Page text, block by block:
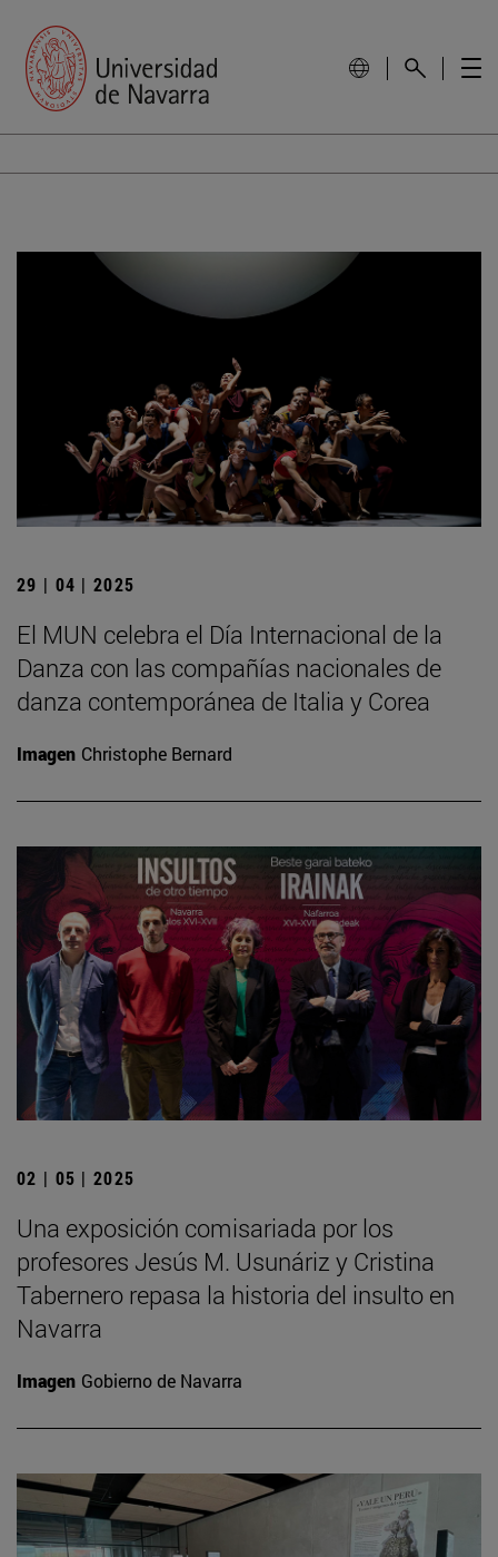
29 | 04 | 2025
El MUN celebra el Día Internacional de la
Danza con las compañías nacionales de
danza contemporánea de Italia y Corea
Imagen Christophe Bernard
02 | 05 | 2025
Una exposición comisariada por los
profesores Jesús M. Usunáriz y Cristina
Tabernero repasa la historia del insulto en
Navarra
Imagen Gobierno de Navarra